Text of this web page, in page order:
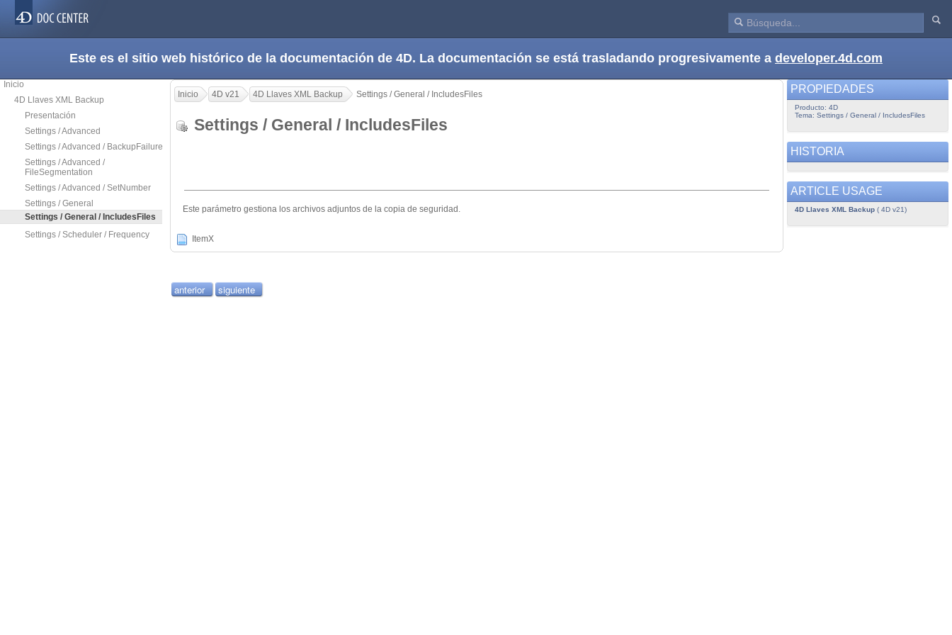
Este es el sitio web histórico de la documentación de 4D. La documentación se está trasladando progresivamente a developer.4d.com
Inicio
4D Llaves XML Backup
Presentación
Settings / Advanced
Settings / Advanced / BackupFailure
Settings / Advanced /
FileSegmentation
Settings / Advanced / SetNumber
Settings / General
Settings / General / IncludesFiles
Settings / Scheduler / Frequency
Inicio 4D v21 4D Llaves XML Backup Settings / General / IncludesFiles
Settings / General / IncludesFiles
Este parámetro gestiona los archivos adjuntos de la copia de seguridad.
ItemX
anterior siguiente
PROPIEDADES
Producto: 4D
Tema: Settings / General / IncludesFiles
HISTORIA
ARTICLE USAGE
4D Llaves XML Backup( 4D v21)